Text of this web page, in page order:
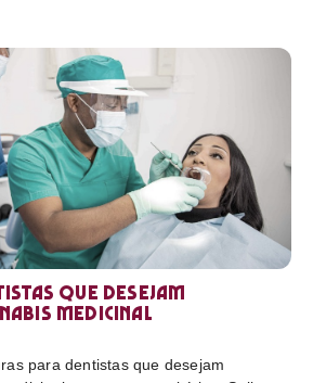
que desejam
medicinal
para dentistas que desejam